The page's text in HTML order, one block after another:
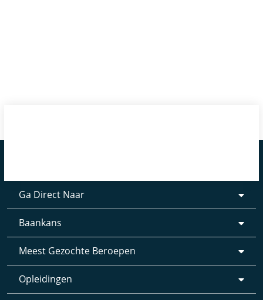
Ga Direct Naar
Baankans
Meest Gezochte Beroepen
Opleidingen